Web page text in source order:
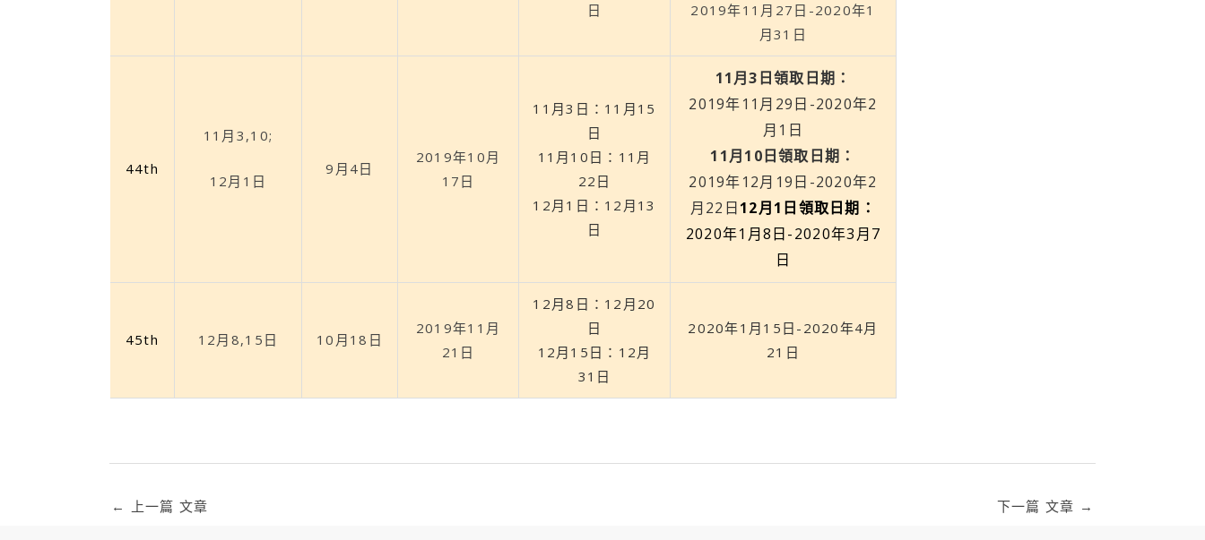
日
2019年11月27日-2020年1
月31日
44th
11月3,10;
12月1日
9月4日
2019年10月
17日
11月3日：11月15
日
11月10日：11月
22日
12月1日：12月13
日
11月3日領取日期：
2019年11月29日-2020年2
月1日
11月10日領取日期：
2019年12月19日-2020年2
月22日12月1日領取日期：
2020年1月8日-2020年3月7
日
45th 12月8,15日 10月18日
2019年11月
21日
12月8日：12月20
日
12月15日：12月
31日
2020年1月15日-2020年4月
21日
← 上一篇 文章 下一篇 文章 →